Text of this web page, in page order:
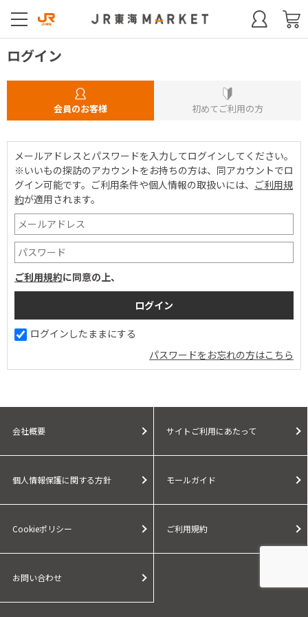
ログイン
会員のお客様 初めてご利用の方
メールアドレスとパスワードを入力してログインしてください。
※いいもの探訪のアカウントをお持ちの方は、同アカウントでロ
グイン可能です。 ご利用条件や個人情報の取扱いには、 ご利用規
約が適用されます。
ご利用規約に同意の上、
ログインしたままにする
パスワードをお忘れの方はこちら
会社概要 サイトご利用にあたって
個人情報保護に関する方針 モールガイド
Cookieポリシー ご利用規約
お問い合わせ